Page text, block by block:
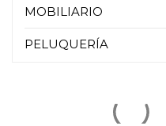
MOBILIARIO
PELUQUERÍA